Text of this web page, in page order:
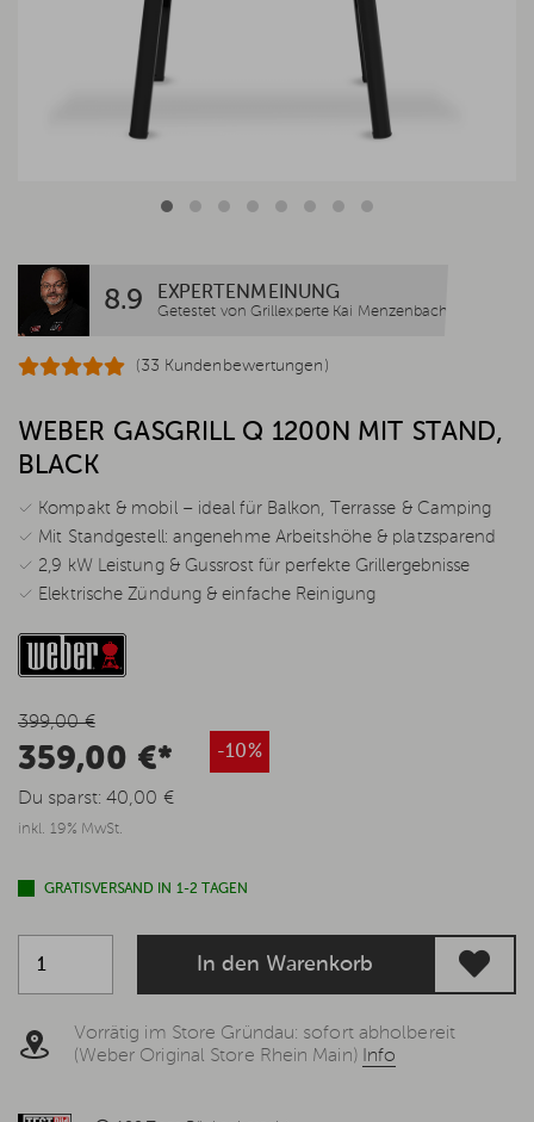
8.9 EXPERTENMEINUNG
Getestet von Grillexperte Kai Menzenbach
(33 Kundenbewertungen)
WEBER GASGRILL Q 1200N MIT STAND,
BLACK
✓ Kompakt & mobil – ideal für Balkon, Terrasse & Camping
✓ Mit Standgestell: angenehme Arbeitshöhe & platzsparend
✓ 2,9 kW Leistung & Gussrost für perfekte Grillergebnisse
✓ Elektrische Zündung & einfache Reinigung
399,00 €
359,00 €* -10%
Du sparst:40,00 €
inkl. 19% MwSt.
GRATISVERSAND IN 1-2 TAGEN
In den Warenkorb
Vorrätig im Store Gründau: sofort abholbereit
(Weber Original Store Rhein Main) Info